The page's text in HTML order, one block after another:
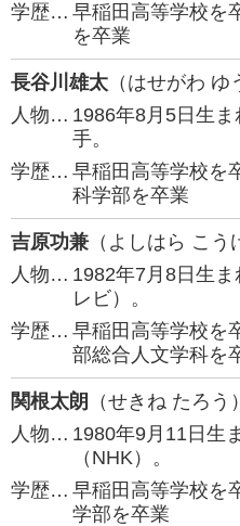
学歴… 早稲田高等学校を
を卒業
長谷川雄太 （はせがわ ゆ
人物… 1986年8月5日生
手。
学歴… 早稲田高等学校を
科学部を卒業
吉原功兼 （よしはら こう
人物… 1982年7月8日生
レビ）。
学歴… 早稲田高等学校を
部総合人文学科を
関根太朗
（せきね たろう）
人物… 1980年9月11日生
（NHK）。
学歴… 早稲田高等学校を
学部を卒業